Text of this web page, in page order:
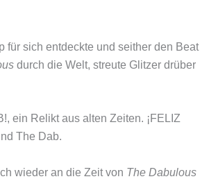
für sich entdeckte und seither den Beat
durch die Welt, streute Glitzer drüber
ein Relikt aus alten Zeiten. ¡FELIZ
The Dab.
wieder an die Zeit von The Dabulous